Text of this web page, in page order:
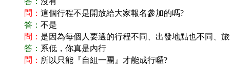
問： 這個行程不是開放給大家報名參加的嗎?
答： 不是
問： 是因為每個人要選的行程不同、出發地點也不同、
答： 系低，你真是內行
問： 所以只能『自組一團』才能成行囉?